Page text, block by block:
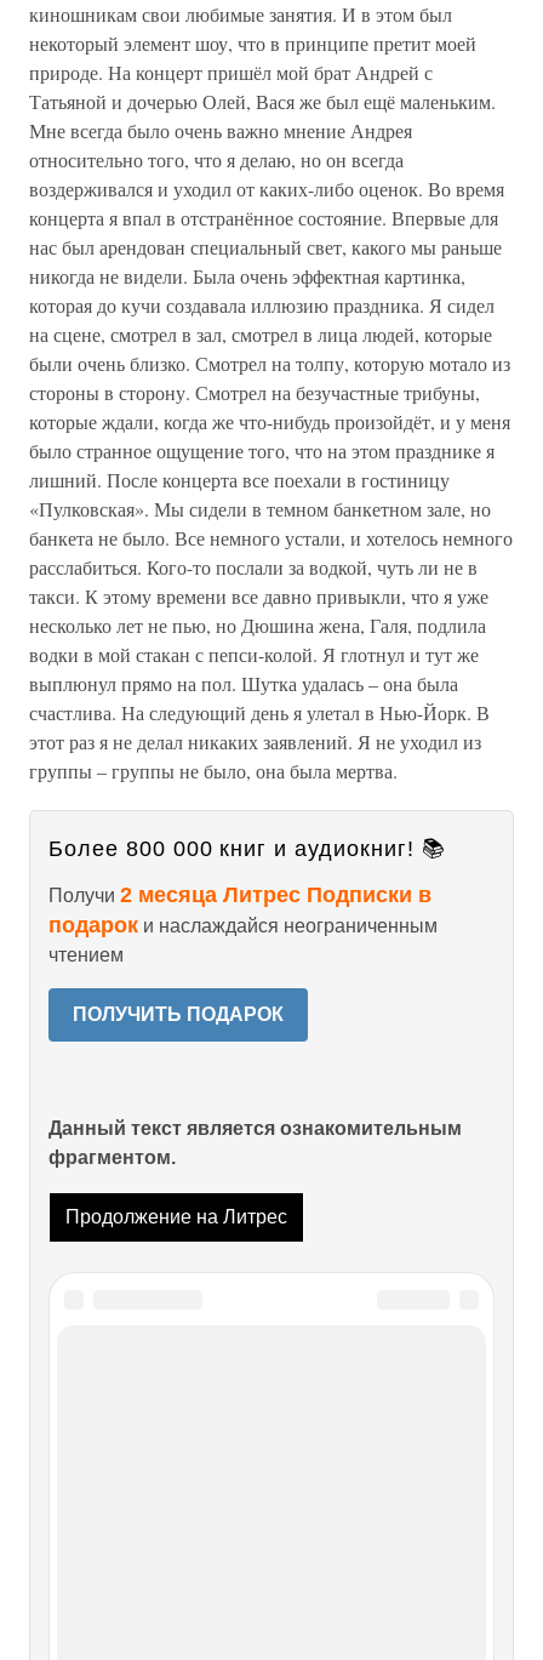
киношникам свои любимые занятия. И в этом был
некоторый элемент шоу, что в принципе претит моей
природе. На концерт пришёл мой брат Андрей с
Татьяной и дочерью Олей, Вася же был ещё маленьким.
Мне всегда было очень важно мнение Андрея
относительно того, что я делаю, но он всегда
воздерживался и уходил от каких-либо оценок. Во время
концерта я впал в отстранённое состояние. Впервые для
нас был арендован специальный свет, какого мы раньше
никогда не видели. Была очень эффектная картинка,
которая до кучи создавала иллюзию праздника. Я сидел
на сцене, смотрел в зал, смотрел в лица людей, которые
были очень близко. Смотрел на толпу, которую мотало из
стороны в сторону. Смотрел на безучастные трибуны,
которые ждали, когда же что-нибудь произойдёт, и у меня
было странное ощущение того, что на этом празднике я
лишний. После концерта все поехали в гостиницу
«Пулковская». Мы сидели в темном банкетном зале, но
банкета не было. Все немного устали, и хотелось немного
расслабиться. Кого-то послали за водкой, чуть ли не в
такси. К этому времени все давно привыкли, что я уже
несколько лет не пью, но Дюшина жена, Галя, подлила
водки в мой стакан с пепси-колой. Я глотнул и тут же
выплюнул прямо на пол. Шутка удалась – она была
счастлива. На следующий день я улетал в Нью-Йорк. В
этот раз я не делал никаких заявлений. Я не уходил из
группы – группы не было, она была мертва.
Более 800 000 книг и аудиокниг! 📚
Получи 2 месяца Литрес Подписки в
подарок и наслаждайся неограниченным
чтением
ПОЛУЧИТЬ ПОДАРОК
Данный текст является ознакомительным
фрагментом.
Продолжение на Литрес